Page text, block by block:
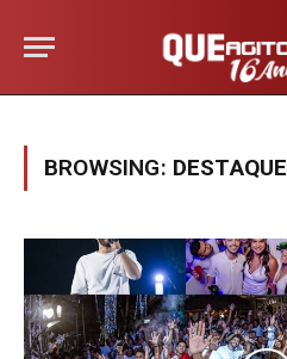
BROWSING: DESTAQUE